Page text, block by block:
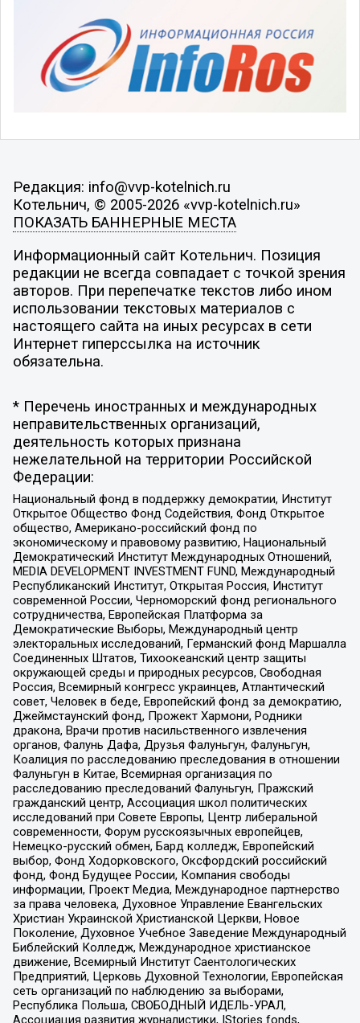
Редакция: info@vvp-kotelnich.ru
Котельнич, © 2005-2026 «vvp-kotelnich.ru»
ПОКАЗАТЬ БАННЕРНЫЕ МЕСТА
Информационный сайт Котельнич. Позиция
редакции не всегда совпадает с точкой зрения
авторов. При перепечатке текстов либо ином
использовании текстовых материалов с
настоящего сайта на иных ресурсах в сети
Интернет гиперссылка на источник
обязательна.
* Перечень иностранных и международных
неправительственных организаций,
деятельность которых признана
нежелательной на территории Российской
Федерации:
Национальный фонд в поддержку демократии, Институт
Открытое Общество Фонд Содействия, Фонд Открытое
общество, Американо-российский фонд по
экономическому и правовому развитию, Национальный
Демократический Институт Международных Отношений,
MEDIA DEVELOPMENT INVESTMENT FUND, Международный
Республиканский Институт, Открытая Россия, Институт
современной России, Черноморский фонд регионального
сотрудничества, Европейская Платформа за
Демократические Выборы, Международный центр
электоральных исследований, Германский фонд Маршалла
Соединенных Штатов, Тихоокеанский центр защиты
окружающей среды и природных ресурсов, Свободная
Россия, Всемирный конгресс украинцев, Атлантический
совет, Человек в беде, Европейский фонд за демократию,
Джеймстаунский фонд, Прожект Хармони, Родники
дракона, Врачи против насильственного извлечения
органов, Фалунь Дафа, Друзья Фалуньгун, Фалуньгун,
Коалиция по расследованию преследования в отношении
Фалуньгун в Китае, Всемирная организация по
расследованию преследований Фалуньгун, Пражский
гражданский центр, Ассоциация школ политических
исследований при Совете Европы, Центр либеральной
современности, Форум русскоязычных европейцев,
Немецко-русский обмен, Бард колледж, Европейский
выбор, Фонд Ходорковского, Оксфордский российский
фонд, Фонд Будущее России, Компания свободы
информации, Проект Медиа, Международное партнерство
за права человека, Духовное Управление Евангельских
Христиан Украинской Христианской Церкви, Новое
Поколение, Духовное Учебное Заведение Международный
Библейский Колледж, Международное христианское
движение, Всемирный Институт Саентологических
Предприятий, Церковь Духовной Технологии, Европейская
сеть организаций по наблюдению за выборами,
Республика Польша, СВОБОДНЫЙ ИДЕЛЬ-УРАЛ,
Ассоциация развития журналистики, IStories fonds,